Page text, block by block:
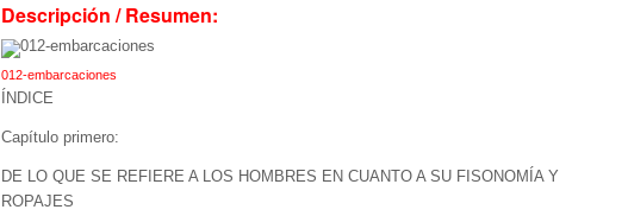
Descripción / Resumen:
012-embarcaciones
ÍNDICE
Capítulo primero:
DE LO QUE SE REFIERE A LOS HOMBRES EN CUANTO A SU FISONOMÍA Y
ROPAJES